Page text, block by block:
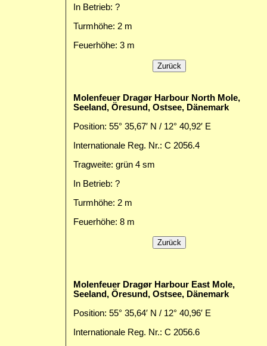
In Betrieb: ?
Turmhöhe: 2 m
Feuerhöhe: 3 m
Molenfeuer Dragør Harbour North Mole,
Seeland, Öresund, Ostsee, Dänemark
Position: 55° 35,67′ N / 12° 40,92′ E
Internationale Reg. Nr.: C 2056.4
Tragweite: grün 4 sm
In Betrieb: ?
Turmhöhe: 2 m
Feuerhöhe: 8 m
Molenfeuer Dragør Harbour East Mole,
Seeland, Öresund, Ostsee, Dänemark
Position: 55° 35,64′ N / 12° 40,96′ E
Internationale Reg. Nr.: C 2056.6